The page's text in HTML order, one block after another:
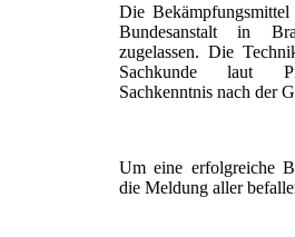
Die
Bundesanstalt in
zugelassen. Die
Sachkunde laut
Sachkenntnis nach der
Um eine erfolgreiche
die Meldung aller